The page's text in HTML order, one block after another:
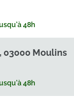
48h
03000 Moulins
48h